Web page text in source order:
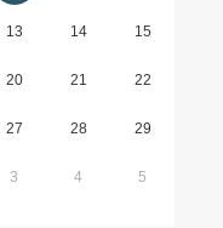
13 14 15
20 21 22
27 28 29
3 4 5